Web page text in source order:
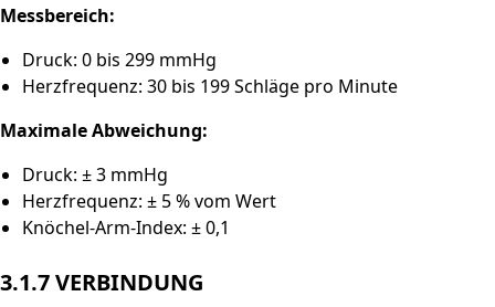
Messbereich:
Druck: 0 bis 299 mmHg
Herzfrequenz: 30 bis 199 Schläge pro Minute
Maximale Abweichung:
Druck: ± 3 mmHg
Herzfrequenz: ± 5 % vom Wert
Knöchel-Arm-Index: ± 0,1
3.1.7 VERBINDUNG